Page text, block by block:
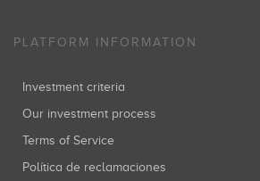
PLATFORM INFORMATION
Investment criteria
Our investment process
Terms of Service
Política de reclamaciones